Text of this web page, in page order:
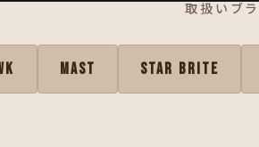
取扱いブ
MAST STAR BRITE